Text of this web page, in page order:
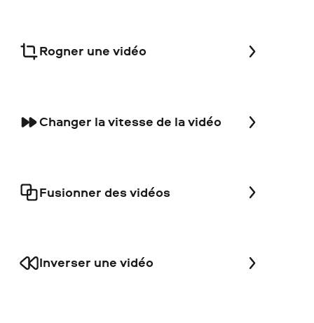
Rogner une vidéo
Changer la vitesse de la vidéo
Fusionner des vidéos
Inverser une vidéo